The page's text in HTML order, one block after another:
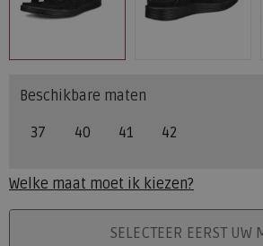
Beschikbare maten
37 40 41 42
Welke maat moet ik kiezen?
PLAATS IN WINKELMANDSELECTEER EERST UW